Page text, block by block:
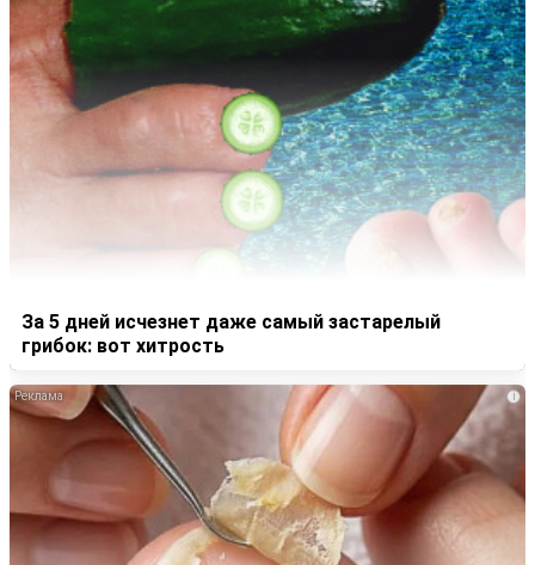
За 5 дней исчезнет даже самый застарелый
грибок: вот хитрость
i